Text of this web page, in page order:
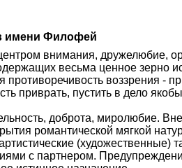
имени Филофей
внимания, дружелюбие,
весьма ценное зерно
воззрения -
приврать, пустить в дело
доброта, миролюбие.
романтической мягкой
(художественные)
с партнером.